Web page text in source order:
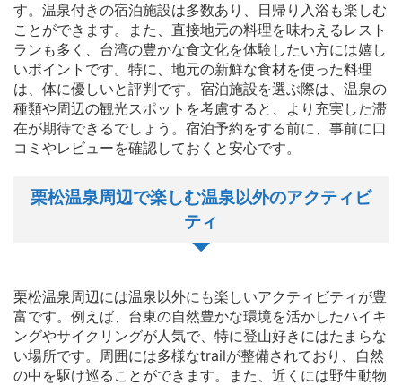
す。温泉付きの宿泊施設は多数あり、日帰り入浴も楽しむ
ことができます。また、直接地元の料理を味わえるレスト
ランも多く、台湾の豊かな食文化を体験したい方には嬉し
いポイントです。特に、地元の新鮮な食材を使った料理
は、体に優しいと評判です。宿泊施設を選ぶ際は、温泉の
種類や周辺の観光スポットを考慮すると、より充実した滞
在が期待できるでしょう。宿泊予約をする前に、事前に口
コミやレビューを確認しておくと安心です。
栗松温泉周辺で楽しむ温泉以外のアクティビ
ティ
栗松温泉周辺には温泉以外にも楽しいアクティビティが豊
富です。例えば、台東の自然豊かな環境を活かしたハイキ
ングやサイクリングが人気で、特に登山好きにはたまらな
い場所です。周囲には多様なtrailが整備されており、自然
の中を駆け巡ることができます。また、近くには野生動物